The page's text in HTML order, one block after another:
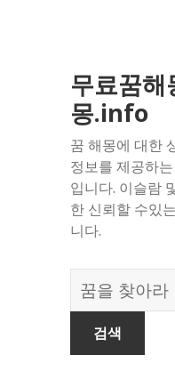
무료꿈해
몽.info
꿈 해몽에 대한
정보를 제공하
입니다. 이슬람
한 신뢰할 수있
니다.
꿈
의